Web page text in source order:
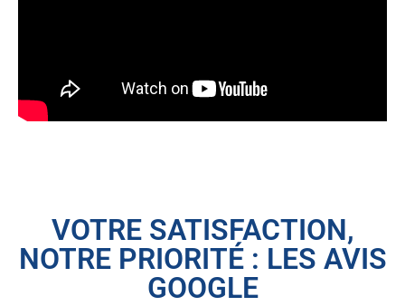
VOTRE SATISFACTION,
NOTRE PRIORITÉ : LES AVIS
GOOGLE